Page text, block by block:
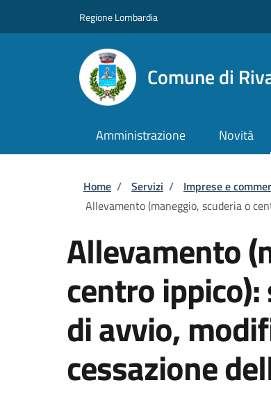
Regione Lombardia
Comune di
Amministrazione Novità
Briciole di pane
Home / Servizi / Imprese e
Allevamento (maneggio, scuderia o
Allevamento
centro
di avvio,
cessazione